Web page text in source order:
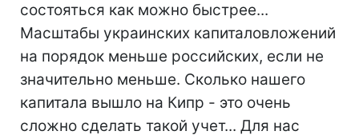
состояться как можно быстрее...
Масштабы украинских капиталовложений
на порядок меньше российских, если не
значительно меньше. Сколько нашего
капитала вышло на Кипр - это очень
сложно сделать такой учет... Для нас